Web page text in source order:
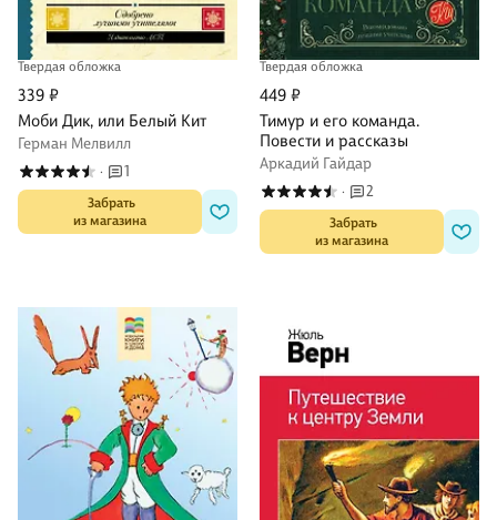
Твердая обложка
339 ₽
Моби Дик, или Белый Кит
Герман Мелвилл
· 1
Забрать
из магазина
Твердая обложка
449 ₽
Тимур и его команда.
Повести и рассказы
Аркадий Гайдар
· 2
Забрать
из магазина